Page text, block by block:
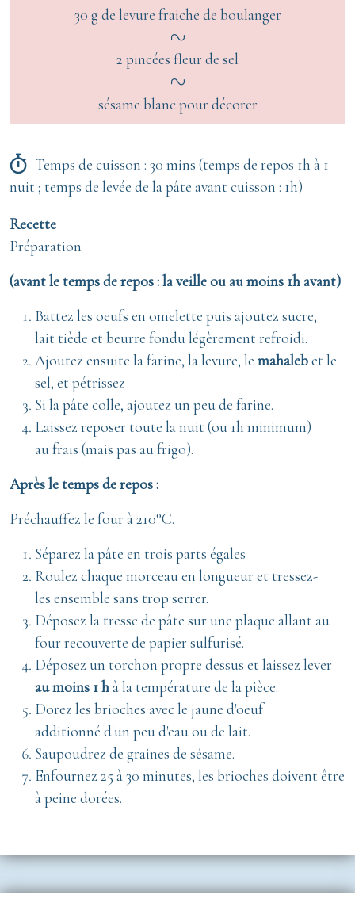
Temps de cuisson : 30 mins (temps de repos 1h à 1
nuit ; temps de levée de la pâte avant cuisson : 1h)
Recette
Préparation
(avant le temps de repos : la veille ou au moins 1h avant)
Battez les oeufs en omelette puis ajoutez sucre,
lait tiède et beurre fondu légèrement refroidi.
Ajoutez ensuite la farine, la levure, le mahalebet le
sel, et pétrissez
Si la pâte colle, ajoutez un peu de farine.
Laissez reposer toute la nuit (ou 1h minimum)
au frais (mais pas au frigo).
Après le temps de repos :
Préchauffez le four à 210°C.
Séparez la pâte en trois parts égales
Roulez chaque morceau en longueur et tressez-
les ensemble sans trop serrer.
Déposez la tresse de pâte sur une plaque allant au
four recouverte de papier sulfurisé.
Déposez un torchon propre dessus et laissez lever
au moins 1 hà la température de la pièce.
Dorez les brioches avec le jaune d'oeuf
additionné d'un peu d'eau ou de lait.
Saupoudrez de graines de sésame.
Enfournez 25 à 30 minutes, les brioches doivent être
à peine dorées.
30 g de levure fraiche de boulanger
2 pincées fleur de sel
sésame blanc pour décorer